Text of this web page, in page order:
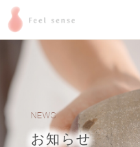
NEWS
お知らせ